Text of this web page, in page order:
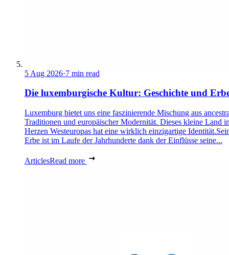
5 Aug 2026·7 min read
Die luxemburgische Kultur: Geschichte und
Luxemburg bietet uns eine faszinierende Mischung aus
Traditionen und europäischer Modernität. Dieses kleine Land
Herzen Westeuropas hat eine wirklich einzigartige
Erbe ist im Laufe der Jahrhunderte dank der Einflüsse seine...
ArticlesRead more